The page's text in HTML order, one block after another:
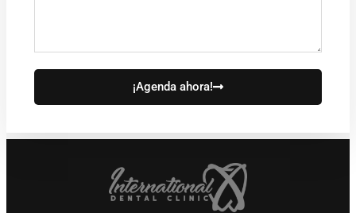
¡Agenda ahora!